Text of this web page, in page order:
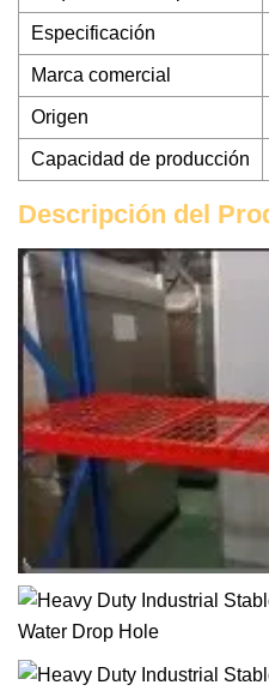
Especificación
Marca comercial
Origen
Capacidad de producción
Descripción del